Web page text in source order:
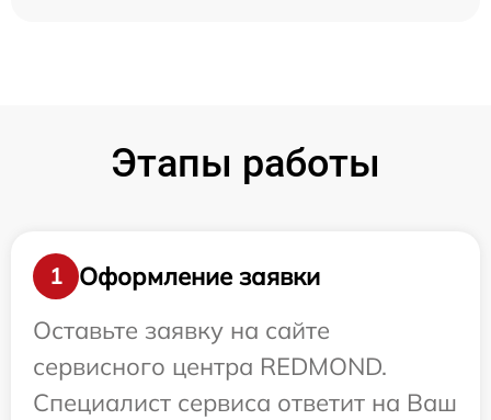
Этапы работы
1
Оформление заявки
Оставьте заявку на сайте
сервисного центра REDMOND.
Специалист сервиса ответит на Ваш